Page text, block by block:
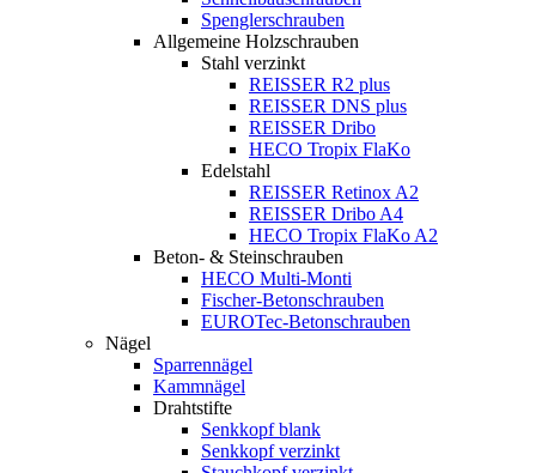
Spenglerschrauben
Allgemeine Holzschrauben
Stahl verzinkt
REISSER R2 plus
REISSER DNS plus
REISSER Dribo
HECO Tropix FlaKo
Edelstahl
REISSER Retinox A2
REISSER Dribo A4
HECO Tropix FlaKo A2
Beton- & Steinschrauben
HECO Multi-Monti
Fischer-Betonschrauben
EUROTec-Betonschrauben
Nägel
Sparrennägel
Kammnägel
Drahtstifte
Senkkopf blank
Senkkopf verzinkt